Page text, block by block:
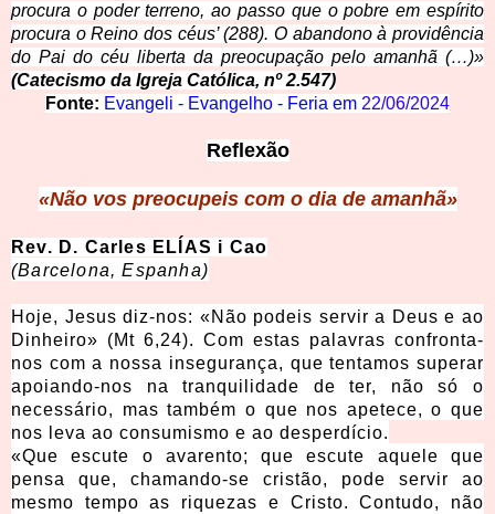
procura o poder terreno, ao passo que o pobre em espírito
procura o Reino dos céus’ (288). O abandono à providência
do Pai do céu liberta da preocupação pelo amanhã (…)»
(Catecismo da Igreja Católica, nº 2.547)
Fonte: Evangeli - Evangelho - Feria em 22/06/2024
Reflexão
«Não vos preocupeis com o dia de amanhã»
Rev. D. Carles ELÍAS i Cao
(Barcelona, Espanha)
Hoje, Jesus diz-nos: «Não podeis servir a Deus e ao
Dinheiro» (Mt 6,24). Com estas palavras confronta-
nos com a nossa insegurança, que tentamos superar
apoiando-nos na tranquilidade de ter, não só o
necessário, mas também o que nos apetece, o que
nos leva ao consumismo e ao desperdício.
«Que escute o avarento; que escute aquele que
pensa que, chamando-se cristão, pode servir ao
mesmo tempo as riquezas e Cristo. Contudo, não